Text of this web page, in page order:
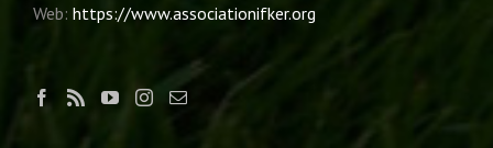
Web: https://www.associationifker.org